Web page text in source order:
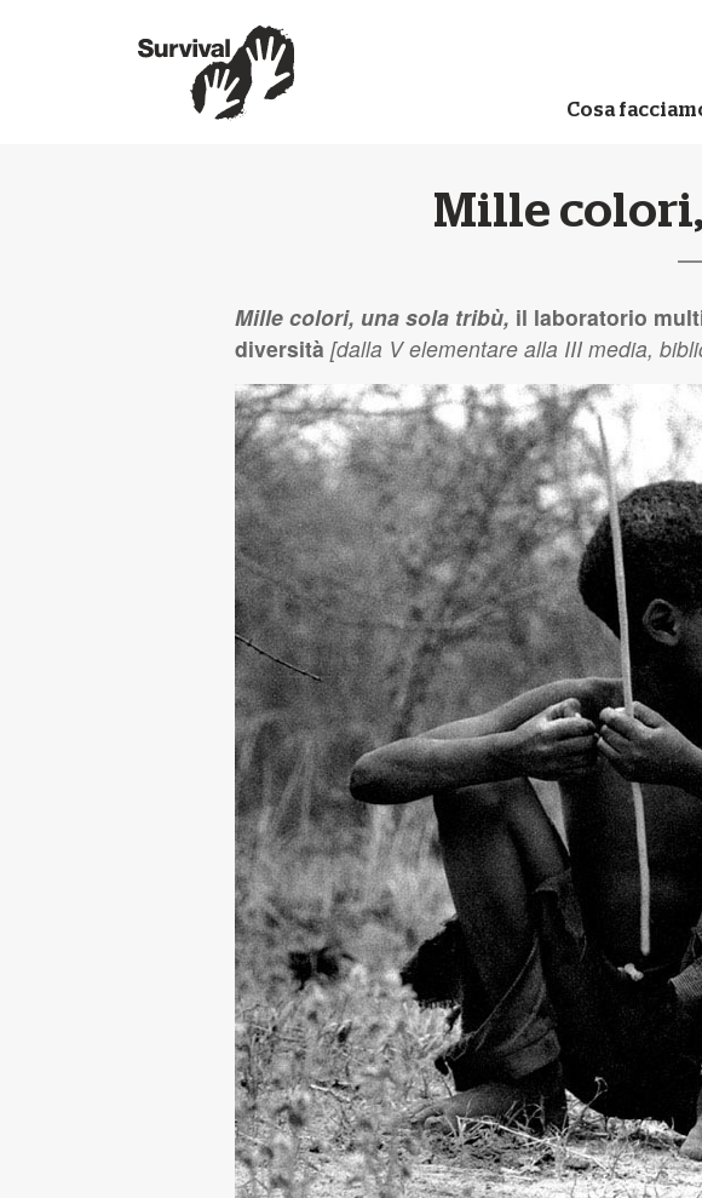
Cosa
Mille
Mille colori, una sola tribù, il laboratorio
diversità [dalla V elementare alla IIImedia,